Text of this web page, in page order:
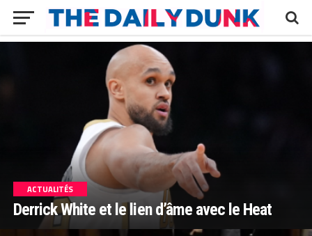
ACTUALITÉS
Derrick White et le lien d’âme avec le Heat